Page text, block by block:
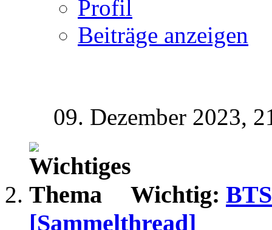
Profil
Beiträge anzeigen
09. Dezember 2023,
Wichtig:
[Sammelthread]